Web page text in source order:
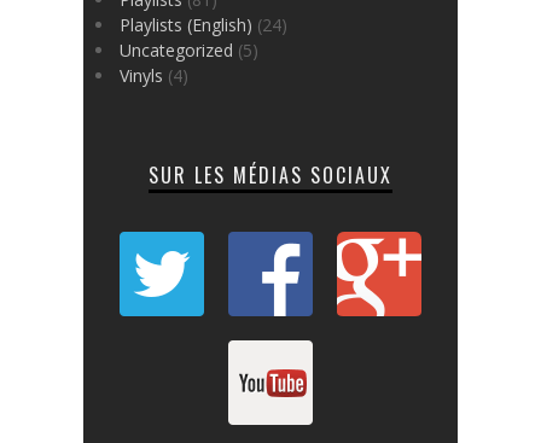
Playlists (English) (24)
Uncategorized (5)
Vinyls (4)
SUR LES MÉDIAS SOCIAUX